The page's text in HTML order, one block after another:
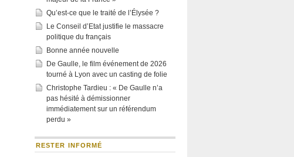
Qu’est-ce que le traité de l’Élysée ?
Le Conseil d’Etat justifie le massacre
politique du français
Bonne année nouvelle
De Gaulle, le film événement de 2026
tourné à Lyon avec un casting de folie
Christophe Tardieu : « De Gaulle n’a
pas hésité à démissionner
immédiatement sur un référendum
perdu »
RESTER INFORMÉ